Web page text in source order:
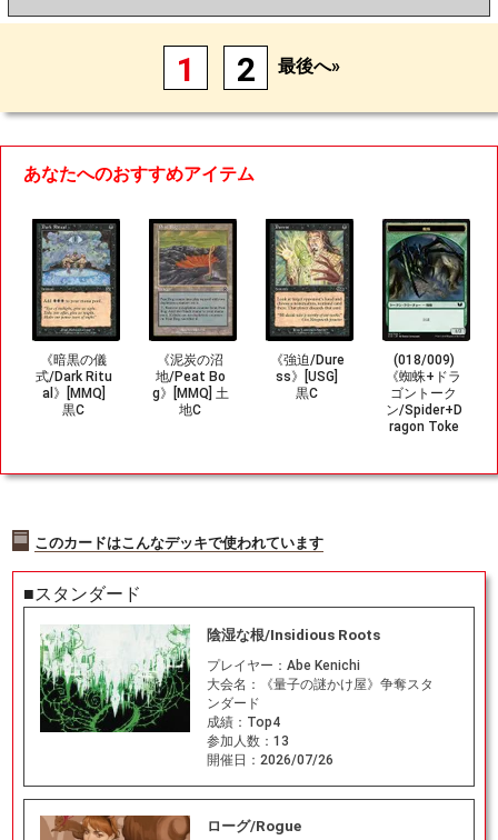
1 2 最後へ»
あなたへのおすすめアイテム
《暗黒の儀
式/Dark Ritu
al》[MMQ]
黒C
《泥炭の沼
地/Peat Bo
g》[MMQ] 土
地C
《強迫/Dure
ss》[USG]
黒C
(018/009)
《蜘蛛+ドラ
ゴントーク
ン/Spider+D
ragon Toke
このカードはこんなデッキで使われています
■スタンダード
陰湿な根/Insidious Roots
プレイヤー： Abe Kenichi
大会名：
《量子の謎かけ屋》争奪スタ
ンダード
成績： Top4
参加人数： 13
開催日： 2026/07/26
ローグ/Rogue